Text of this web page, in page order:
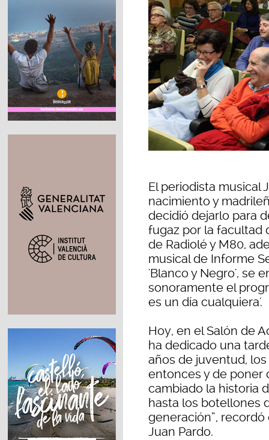
El periodista musical
nacimiento y
decidió dejarlo para
fugaz por la facultad
de Radiolé y M80,
musical de Informe
'Blanco y Negro', se
sonoramente el
es un día cualquiera'.
Hoy, en el Salón de
ha dedicado una
años de juventud,
entonces y de poner
cambiado la historia
hasta los botellones
generación”,
Juan Pardo.